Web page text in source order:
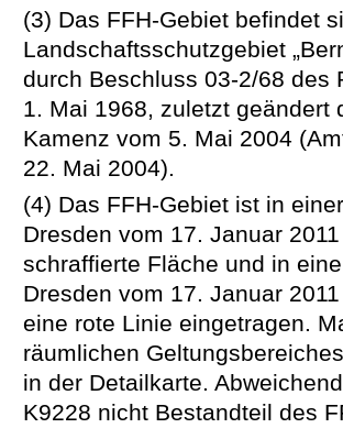
(3) Das FFH-Gebiet befindet
Landschaftsschutzgebiet
durch Beschluss 03-2/68 des
1. Mai 1968, zuletzt geändert
Kamenz vom 5. Mai 2004
22. Mai 2004).
(4) Das FFH-Gebiet ist in
Dresden vom 17. Januar
schraffierte Fläche und in
Dresden vom 17. Januar
eine rote Linie eingetragen.
räumlichen
in der Detailkarte.
K9228 nicht Bestandteil des